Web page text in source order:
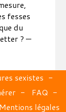
fesses
du
? —
sexistes
FAQ
Mentions légales